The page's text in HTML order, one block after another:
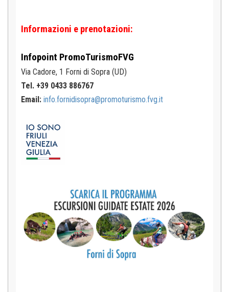
Informazioni e prenotazioni:
Infopoint PromoTurismoFVG
Via Cadore, 1 Forni di Sopra (UD)
Tel. +39 0433 886767
Email: info.fornidisopra@promoturismo.fvg.it